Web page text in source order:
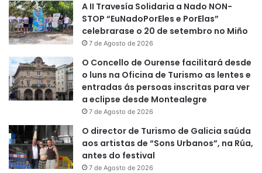
A II Travesía Solidaria a Nado NON-
STOP “EuNadoPorEles e PorElas”
celebrarase o 20 de setembro no Miño
7 de Agosto de 2026
O Concello de Ourense facilitará desde
o luns na Oficina de Turismo as lentes e
entradas ás persoas inscritas para ver
a eclipse desde Montealegre
7 de Agosto de 2026
O director de Turismo de Galicia saúda
aos artistas de “Sons Urbanos”, na Rúa,
antes do festival
7 de Agosto de 2026